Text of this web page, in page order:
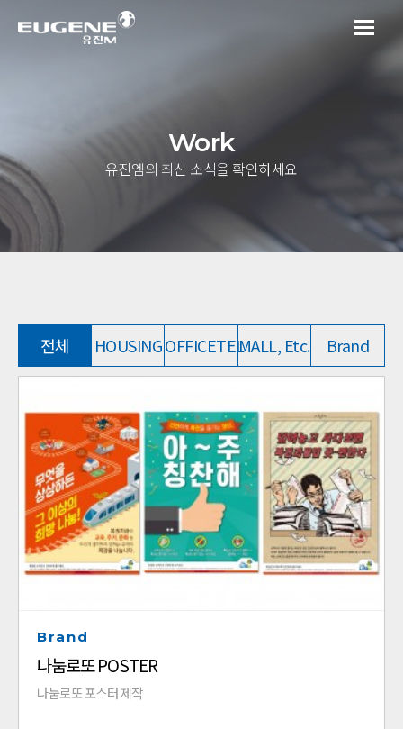
Work
유진엠의 최신 소식을 확인하세요
전체 HOUSINGOFFICETELMALL, Etc. Brand
Brand
나눔로또 POSTER
나눔로또 포스터 제작